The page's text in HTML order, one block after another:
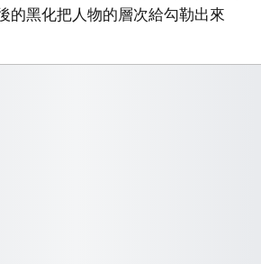
的黑化把人物的層次給勾勒出來